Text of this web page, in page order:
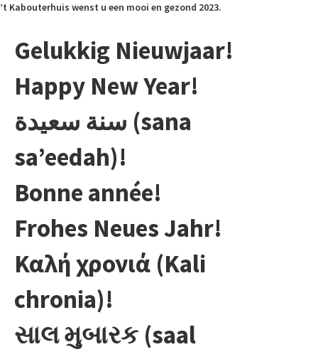
’t Kabouterhuis wenst u een mooi en gezond 2023.
Gelukkig Nieuwjaar!
Happy New Year!
سنة سعيدة (sana
sa’eedah)!
Bonne année!
Frohes Neues Jahr!
Καλή χρονιά (Kali
chronia)!
સાલ મુબારક (saal